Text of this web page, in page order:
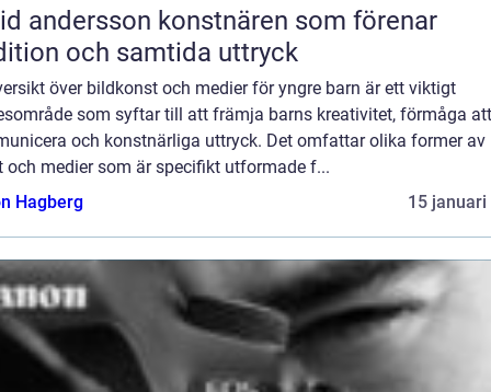
konstnären som förenar
och samtida uttryck
över bildkonst och medier för yngre barn är ett viktigt
som syftar till att främja barns kreativitet, förmåga att
och konstnärliga uttryck. Det omfattar olika former av
och medier som är specifikt utformade f...
Hagberg
15 januari